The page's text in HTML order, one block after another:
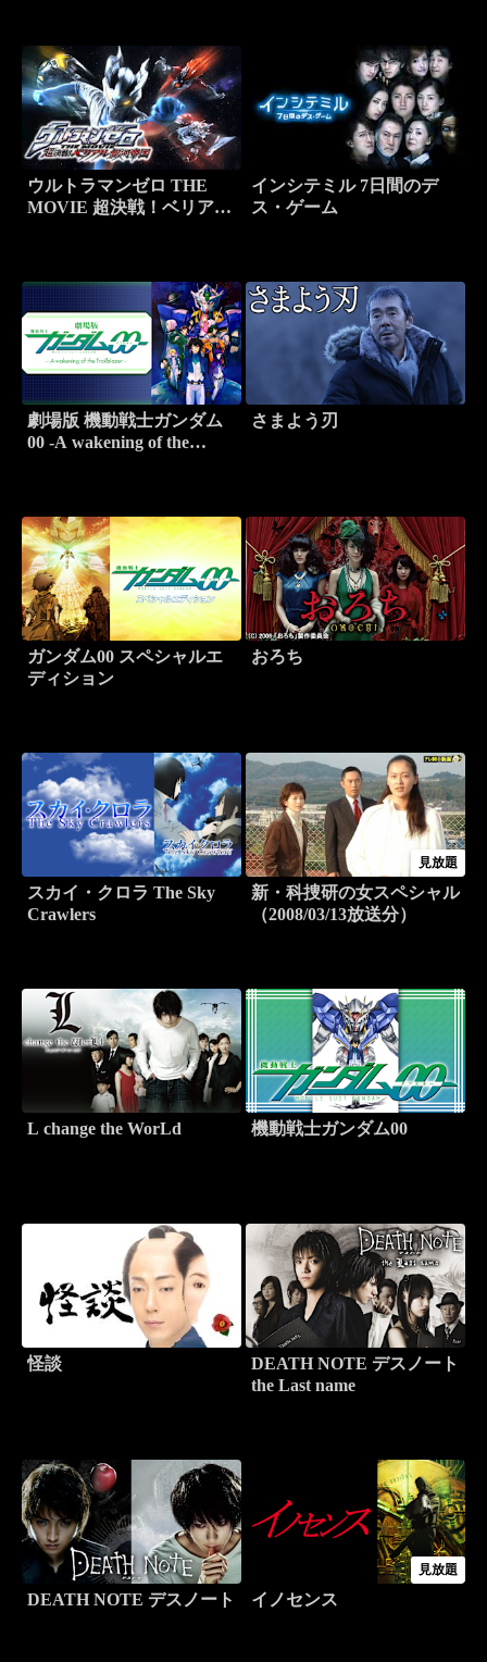
ウルトラマンゼロ THE
MOVIE 超決戦！ベリアル
インシテミル 7日間のデ
ス・ゲーム
劇場版 機動戦士ガンダム
00 -A wakening of the
さまよう刃
ガンダム00 スペシャルエ
ディション
おろち
スカイ・クロラ The Sky
Crawlers
見放題
新・科捜研の女スペシャル
（2008/03/13放送分）
L change the WorLd 機動戦士ガンダム00
怪談
DEATH NOTE デスノート
the Last name
DEATH NOTE デスノート
見放題
イノセンス